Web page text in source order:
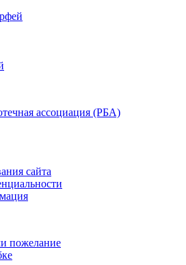
ассоциация (РБА)
сайта
пожелание